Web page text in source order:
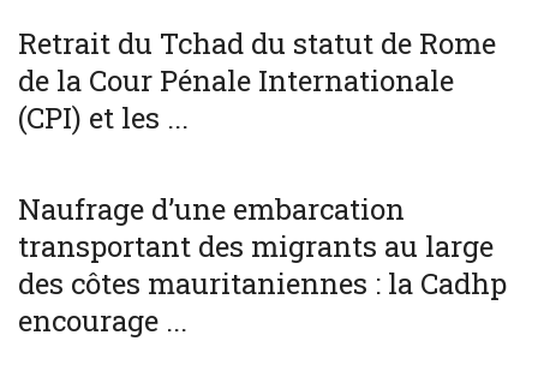
Retrait du Tchad du statut de Rome
de la Cour Pénale Internationale
(CPI) et les ...
Naufrage d’une embarcation
transportant des migrants au large
des côtes mauritaniennes : la Cadhp
encourage ...